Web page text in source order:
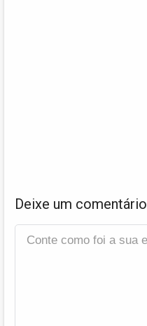
Deixe um comentário